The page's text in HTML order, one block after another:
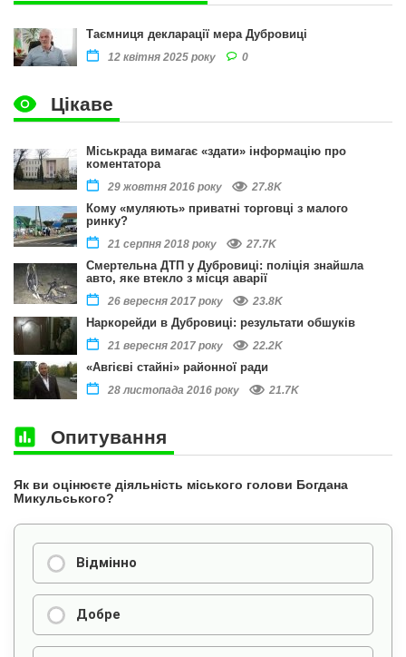
Таємниця декларації мера Дубровиці
12 квітня 2025 року 0
Цікаве
Міськрада вимагає «здати» інформацію про
коментатора
29 жовтня 2016 року 27.8K
Кому «муляють» приватні торговці з малого
ринку?
21 серпня 2018 року 27.7K
Смертельна ДТП у Дубровиці: поліція знайшла
авто, яке втекло з місця аварії
26 вересня 2017 року 23.8K
Наркорейди в Дубровиці: результати обшуків
21 вересня 2017 року 22.2K
«Авгієві стайні» районної ради
28 листопада 2016 року 21.7K
Опитування
Як ви оцінюєте діяльність міського голови Богдана
Микульського?
Відмінно
Добре